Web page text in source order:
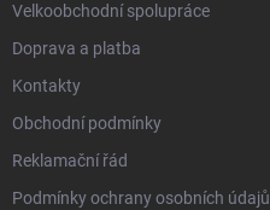
Velkoobchodní spolupráce
Doprava a platba
Kontakty
Obchodní podmínky
Reklamační řád
Podmínky ochrany osobních údajů